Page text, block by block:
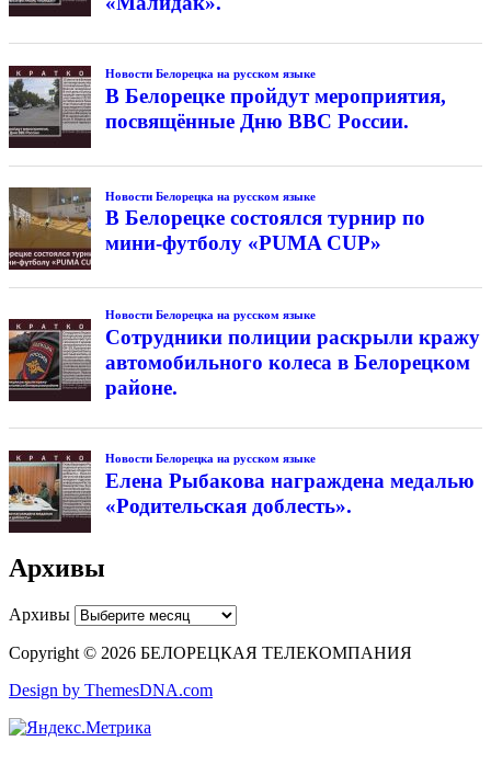
Новости Белорецка на русском языке
В Белорецке пройдут мероприятия,
посвящённые Дню ВВС России.
Новости Белорецка на русском языке
В Белорецке состоялся турнир по
мини-футболу «PUMA CUP»
Новости Белорецка на русском языке
Сотрудники полиции раскрыли кражу
автомобильного колеса в Белорецком
районе.
Новости Белорецка на русском языке
Елена Рыбакова награждена медалью
«Родительская доблесть».
Архивы
Архивы
Copyright © 2026 БЕЛОРЕЦКАЯ ТЕЛЕКОМПАНИЯ
Design by ThemesDNA.com